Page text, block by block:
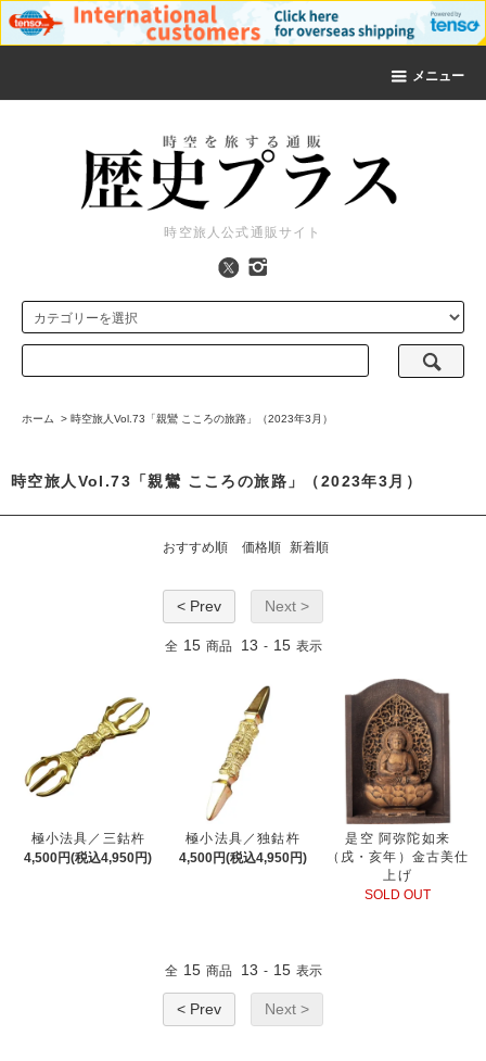
メニュー
時空旅人公式通販サイト
ホーム > 時空旅人Vol.73「親鸞 こころの旅路」（2023年3月）
時空旅人Vol.73「親鸞 こころの旅路」（2023年3月）
おすすめ順 価格順 新着順
< Prev Next >
全 15 商品 13 - 15 表示
極小法具／三鈷杵
4,500円(税込4,950円)
極小法具／独鈷杵
4,500円(税込4,950円)
是空 阿弥陀如来
（戌・亥年）金古美仕
上げ
SOLD OUT
全 15 商品 13 - 15 表示
< Prev Next >